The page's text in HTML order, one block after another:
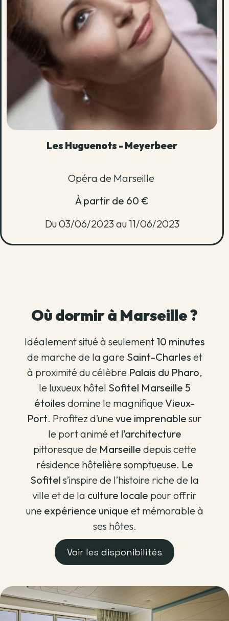
Les Huguenots - Meyerbeer
Opéra de Marseille
À partir de 60 €
Du 03/06/2023 au 11/06/2023
Où dormir à Marseille ?
Idéalement situé à seulement 10 minutes
de marche de la gare Saint-Charles et
à proximité du célèbre Palais du Pharo,
le luxueux hôtel Sofitel Marseille 5
étoiles domine le magnifiqueVieux-
Port. Profitez d’unevue imprenable sur
le port animé et l’architecture
pittoresque de Marseille depuis cette
résidence hôtelière somptueuse. Le
Sofitel s’inspire de l’histoire riche de la
ville et de la culture locale pour offrir
une expérience unique et mémorable à
ses hôtes.
Voir les disponibilités